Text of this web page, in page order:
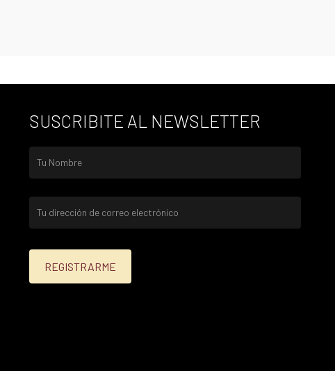
SUSCRIBITE AL NEWSLETTER